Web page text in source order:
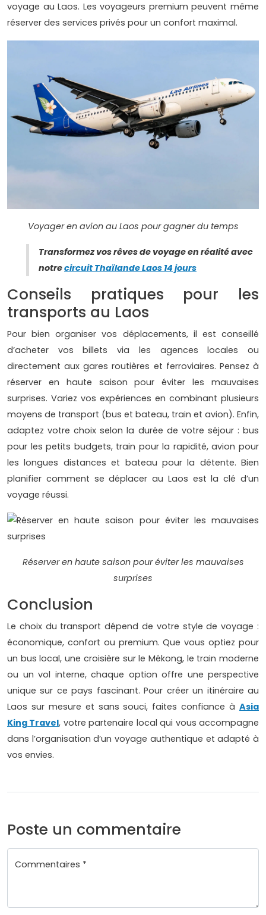
voyage au Laos. Les voyageurs premium peuvent même
réserver des services privés pour un confort maximal.
Voyager en avion au Laos pour gagner du temps
Transformez vos rêves de voyage en réalité avec
notrecircuit Thaïlande Laos 14 jours
Conseils pratiques pour les
transports au Laos
Pour bien organiser vos déplacements, il est conseillé
d’acheter vos billets via les agences locales ou
directement aux gares routières et ferroviaires. Pensez à
réserver en haute saison pour éviter les mauvaises
surprises. Variez vos expériences en combinant plusieurs
moyens de transport (bus et bateau, train et avion). Enfin,
adaptez votre choix selon la durée de votre séjour : bus
pour les petits budgets, train pour la rapidité, avion pour
les longues distances et bateau pour la détente. Bien
planifier comment se déplacer au Laos est la clé d’un
voyage réussi.
Réserver en haute saison pour éviter les mauvaises
surprises
Conclusion
Le choix du transport dépend de votre style de voyage :
économique, confort ou premium. Que vous optiez pour
un bus local, une croisière sur le Mékong, le train moderne
ou un vol interne, chaque option offre une perspective
unique sur ce pays fascinant. Pour créer un itinéraire au
Laos sur mesure et sans souci, faites confiance à Asia
King Travel, votre partenaire local qui vous accompagne
dans l’organisation d’un voyage authentique et adapté à
vos envies.
Poste un commentaire
Commentaires *